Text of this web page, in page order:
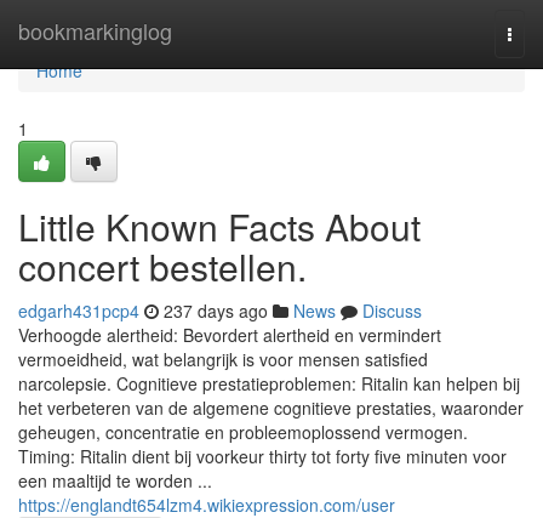
bookmarkinglog
Home
Home
1
Little Known Facts About
concert bestellen.
edgarh431pcp4 237 days ago News
Discuss
Verhoogde alertheid: Bevordert alertheid en vermindert
vermoeidheid, wat belangrijk is voor mensen satisfied
narcolepsie. Cognitieve prestatieproblemen: Ritalin kan helpen bij
het verbeteren van de algemene cognitieve prestaties, waaronder
geheugen, concentratie en probleemoplossend vermogen.
Timing: Ritalin dient bij voorkeur thirty tot forty five minuten voor
een maaltijd te worden ...
https://englandt654lzm4.wikiexpression.com/user